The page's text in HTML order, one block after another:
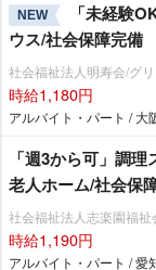
NEW
「未経験
ウス/社会保障完備
社会福祉法人明寿会/グ
時給1,180円
アルバイト・パート / 大
「週3から可」調
老人ホーム/社会保
社会福祉法人志楽園福
時給1,190円
アルバイト・パート / 愛